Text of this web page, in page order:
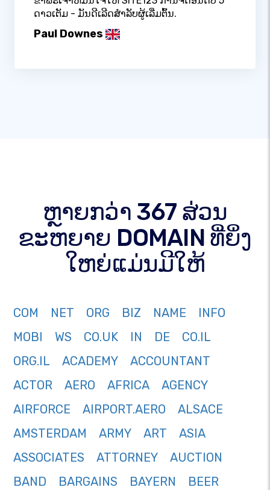
ດາວເຕັມ - ມັນດີເລີດສໍາລັບຜູ້ເລີ່ມຕົ້ນ.
Paul Downes
ຫຼາຍກວ່າ 367 ສ່ວນ
ຂະຫຍາຍ DOMAIN ທີ່ຍິ່ງ
ໃຫຍ່ແມ່ນມີໃຫ້
COM NET ORG BIZ NAME
INFO
MOBI
WS CO.UK IN DE
CO.IL
ORG.IL
ACADEMY
ACCOUNTANT
ACTOR
AERO AFRICA
AGENCY
AIRFORCE
AIRPORT.AERO
ALSACE
AMSTERDAM
ARMY ART
ASIA
ASSOCIATES
ATTORNEY
AUCTION
BAND
BARGAINS BAYERN
BEER